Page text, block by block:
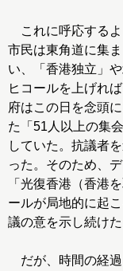
これに呼応するよ
市民は東角道に集
い、「香港独立」
ヒコールを上げれ
府はこの日を念頭
た「51人以上の集
していた。抗議者
った。そのため、
「光復香港（香港
ールが局地的に起
議の意を示し続けた
だが、時間の経過